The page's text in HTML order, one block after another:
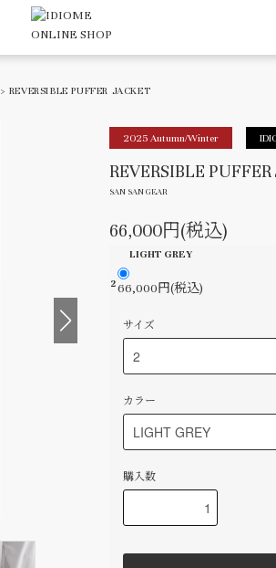
> REVERSIBLE PUFFER JACKET
2025 Autumn/Winter
REVERSIBLE PUFFER
SAN SAN GEAR
66,000円(税込)
LIGHT GREY
266,000円(税込)
サイズ
カラー
購入数